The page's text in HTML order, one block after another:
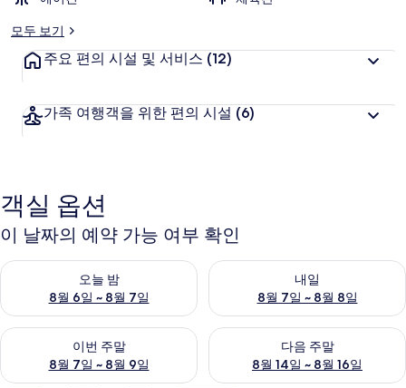
모두 보기
주요 편의 시설 및 서비스 (12)
가족 여행객을 위한 편의 시설 (6)
객실 옵션
이 날짜의 예약 가능 여부 확인
오늘 밤
8월 6일 ~ 8월 7일
오늘 밤 예약 가능 여부 확인, 8월 6일 ~ 8월 7일
내일
8월 7일 ~ 8월 8일
내일 예약 가능 여부 확인, 8월
이번 주말
8월 7일 ~ 8월 9일
이번 주말 예약 가능 여부 확인, 8월 7일 ~ 8월 9일
다음 주말
8월 14일 ~ 8월 16일
다음 주말 예약 가능 여부 확인,